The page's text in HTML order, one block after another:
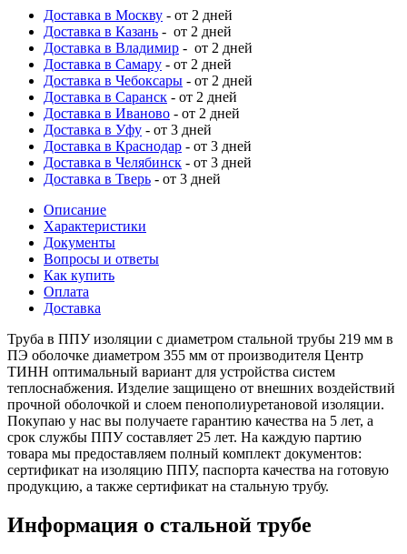
Доставка в Москву - от 2 дней
Доставка в Казань - от 2 дней
Доставка в Владимир - от 2 дней
Доставка в Самару - от 2 дней
Доставка в Чебоксары - от 2 дней
Доставка в Саранск - от 2 дней
Доставка в Иваново - от 2 дней
Доставка в Уфу - от 3 дней
Доставка в Краснодар - от 3 дней
Доставка в Челябинск - от 3 дней
Доставка в Тверь - от 3 дней
Описание
Характеристики
Документы
Вопросы и ответы
Как купить
Оплата
Доставка
Труба в ППУ изоляции с диаметром стальной трубы 219 мм в
ПЭ оболочке диаметром 355 мм от производителя Центр
ТИНН оптимальный вариант для устройства систем
теплоснабжения. Изделие защищено от внешних воздействий
прочной оболочкой и слоем пенополиуретановой изоляции.
Покупаю у нас вы получаете гарантию качества на 5 лет, а
срок службы ППУ составляет 25 лет. На каждую партию
товара мы предоставляем полный комплект документов:
сертификат на изоляцию ППУ, паспорта качества на готовую
продукцию, а также сертификат на стальную трубу.
Информация о стальной трубе